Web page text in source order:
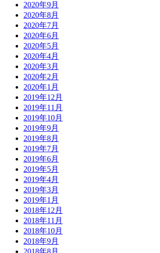
2020年9月
2020年8月
2020年7月
2020年6月
2020年5月
2020年4月
2020年3月
2020年2月
2020年1月
2019年12月
2019年11月
2019年10月
2019年9月
2019年8月
2019年7月
2019年6月
2019年5月
2019年4月
2019年3月
2019年1月
2018年12月
2018年11月
2018年10月
2018年9月